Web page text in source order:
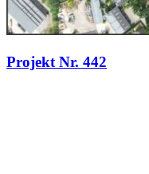
Projekt Nr. 442